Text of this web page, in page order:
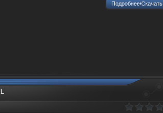
Подробнее/Скачать